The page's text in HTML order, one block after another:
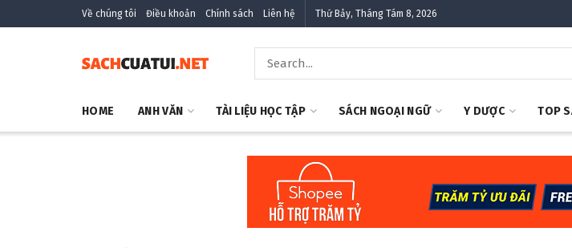
Về chúng tôi Điều khoản Chính sách Liên hệ Thứ Bảy, Tháng Tám 8, 2026
HOME ANH VĂN TÀI LIỆU HỌC TẬP SÁCH NGOẠI NGỮ Y DƯỢC TOP